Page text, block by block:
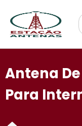
Antena
Para